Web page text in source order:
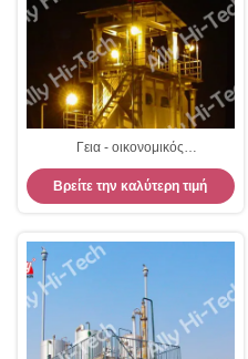
Γεια - οικονομικός
ανασχηματισμός μεθανίου ατμού
γεννητριών αέριου υδρογόνου
τεχνολογίας
Βρείτε την καλύτερη τιμή